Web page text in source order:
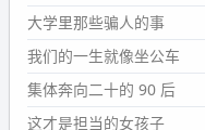
大学里那些骗人的事
我们的一生就像坐公车
集体奔向二十的 90 后
这才是担当的女孩子